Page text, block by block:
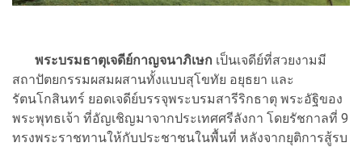
พระบรมธาตุเจดีย์กาญจนาภิเษก เป็นเจดีย์ที่สวยงามมี
สถาปัตยกรรมผสมผสานทั้งแบบสุโขทัย อยุธยา และ
รัตนโกสินทร์ ยอดเจดีย์บรรจุพระบรมสารีริกธาตุ พระอัฐิของ
พระพุทธเจ้า ที่อัญเชิญมาจากประเทศศรีลังกา โดยรัชกาลที่ 9
ทรงพระราชทานให้กับประชาชนในพื้นที่ หลังจากยุติการสู้รบ